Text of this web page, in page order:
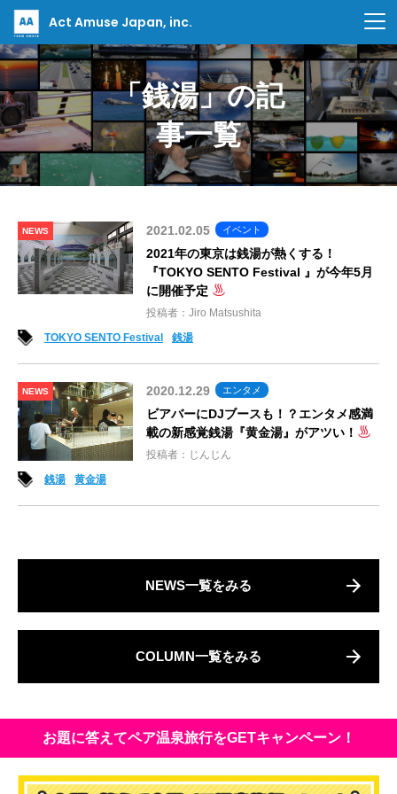
Act Amuse Japan, inc.
「銭湯」の記
事一覧
NEWS 2021.02.05 イベント
2021年の東京は銭湯が熱くする！
『TOKYO SENTO Festival 』が今年5月
に開催予定
投稿者：Jiro Matsushita
TOKYO SENTO Festival
銭湯
NEWS 2020.12.29 エンタメ
ビアバーにDJブースも！？エンタメ感満
載の新感覚銭湯『黄金湯』がアツい！
投稿者：じんじん
銭湯
黄金湯
NEWS一覧をみる
COLUMN一覧をみる
お題に答えてペア温泉旅行をGETキャンペーン！